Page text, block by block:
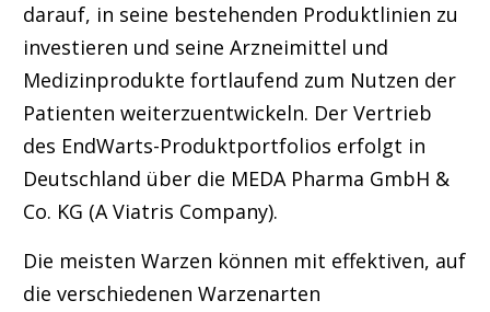
darauf, in seine bestehenden Produktlinien zu
investieren und seine Arzneimittel und
Medizinprodukte fortlaufend zum Nutzen der
Patienten weiterzuentwickeln. Der Vertrieb
des EndWarts-Produktportfolios erfolgt in
Deutschland über die MEDA Pharma GmbH &
Co. KG (A Viatris Company).
Die meisten Warzen können mit effektiven, auf
die verschiedenen Warzenarten